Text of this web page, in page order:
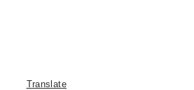
Translate